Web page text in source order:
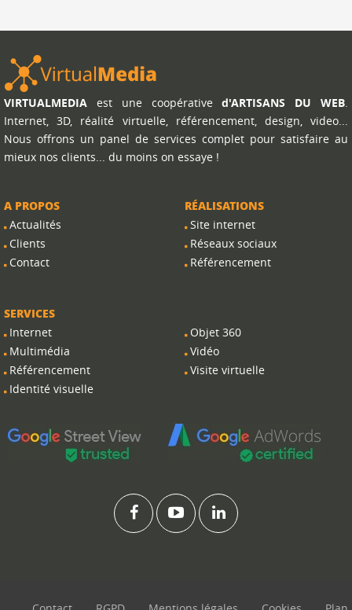
VIRTUALMEDIA est une coopératived'ARTISANS DU WEB.
Internet, 3D, réalité virtuelle, référencement, design, video...
Nous offrons un panel de services complet pour satisfaire au
mieux nos clients... du moins on essaye !
A PROPOS
Actualités
Clients
Contact
SERVICES
Internet
Multimédia
Référencement
Identité visuelle
RÉALISATIONS
Site internet
Réseaux sociaux
Référencement
Objet 360
Vidéo
Visite virtuelle